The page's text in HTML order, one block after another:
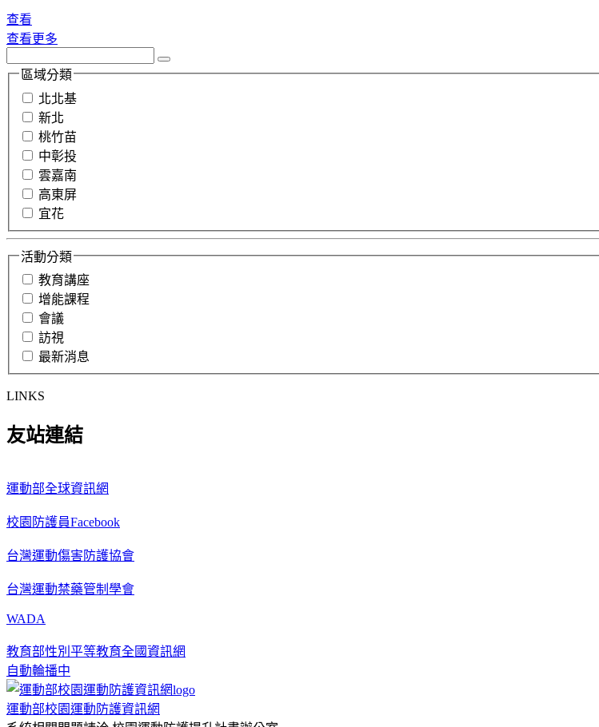
查看
查看更多
區域分類
北北基
新北
桃竹苗
中彰投
雲嘉南
高東屏
宜花
活動分類
教育講座
增能課程
會議
訪視
最新消息
LINKS
友站連結
運動部全球資訊網
校園防護員Facebook
台灣運動傷害防護協會
台灣運動禁藥管制學會
WADA
教育部性別平等教育全國資訊網
自動輪播中
運動部校園運動防護資訊網